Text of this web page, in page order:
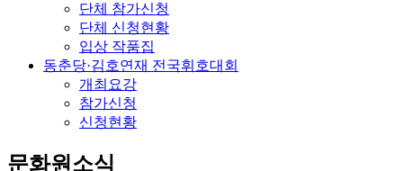
단체 참가신청
단체 신청현황
입상 작품집
동춘당·김호연재 전국휘호대회
개최요강
참가신청
신청현황
문화원소식